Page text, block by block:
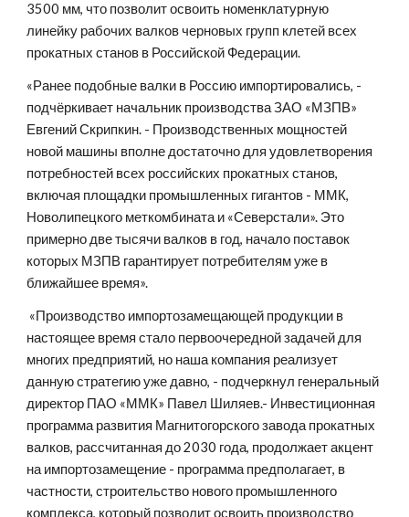
3500 мм, что позволит освоить номенклатурную
линейку рабочих валков черновых групп клетей всех
прокатных станов в Российской Федерации.
«Ранее подобные валки в Россию импортировались, -
подчёркивает начальник производства ЗАО «МЗПВ»
Евгений Скрипкин. - Производственных мощностей
новой машины вполне достаточно для удовлетворения
потребностей всех российских прокатных станов,
включая площадки промышленных гигантов - ММК,
Новолипецкого меткомбината и «Северстали». Это
примерно две тысячи валков в год, начало поставок
которых МЗПВ гарантирует потребителям уже в
ближайшее время».
настоящее время стало первоочередной задачей для
многих предприятий, но наша компания реализует
данную стратегию уже давно, - подчеркнул генеральный
директор ПАО «ММК» Павел Шиляев.- Инвестиционная
программа развития Магнитогорского завода прокатных
валков, рассчитанная до 2030 года, продолжает акцент
на импортозамещение - программа предполагает, в
частности, строительство нового промышленного
комплекса, который позволит освоить производство